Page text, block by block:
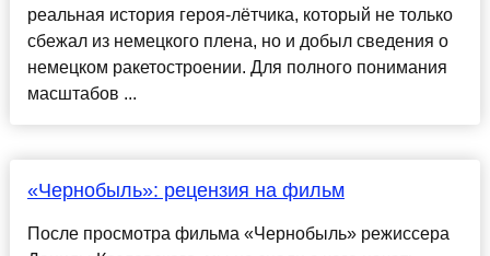
реальная история героя-лётчика, который не только
сбежал из немецкого плена, но и добыл сведения о
немецком ракетостроении. Для полного понимания
масштабов ...
«Чернобыль»: рецензия на фильм
После просмотра фильма «Чернобыль» режиссера